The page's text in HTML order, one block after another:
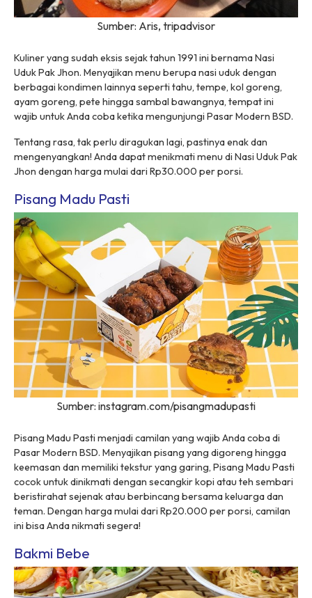
Sumber: Aris, tripadvisor
Kuliner yang sudah eksis sejak tahun 1991 ini bernama Nasi
Uduk Pak Jhon. Menyajikan menu berupa nasi uduk dengan
berbagai kondimen lainnya seperti tahu, tempe, kol goreng,
ayam goreng, pete hingga sambal bawangnya, tempat ini
wajib untuk Anda coba ketika mengunjungi Pasar Modern BSD.
Tentang rasa, tak perlu diragukan lagi, pastinya enak dan
mengenyangkan! Anda dapat menikmati menu di Nasi Uduk Pak
Jhon dengan harga mulai dari Rp30.000 per porsi.
Pisang Madu Pasti
Sumber: instagram.com/pisangmadupasti
Pisang Madu Pasti menjadi camilan yang wajib Anda coba di
Pasar Modern BSD. Menyajikan pisang yang digoreng hingga
keemasan dan memiliki tekstur yang garing, Pisang Madu Pasti
cocok untuk dinikmati dengan secangkir kopi atau teh sembari
beristirahat sejenak atau berbincang bersama keluarga dan
teman. Dengan harga mulai dari Rp20.000 per porsi, camilan
ini bisa Anda nikmati segera!
Bakmi Bebe